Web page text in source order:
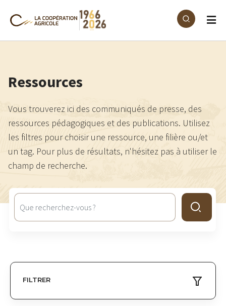
Ressources
Vous trouverez ici des communiqués de presse, des
ressources pédagogiques et des publications. Utilisez
les filtres pour choisir une ressource, une filière ou/et
un tag. Pour plus de résultats, n'hésitez pas à utiliser le
champ de recherche.
FILTRER